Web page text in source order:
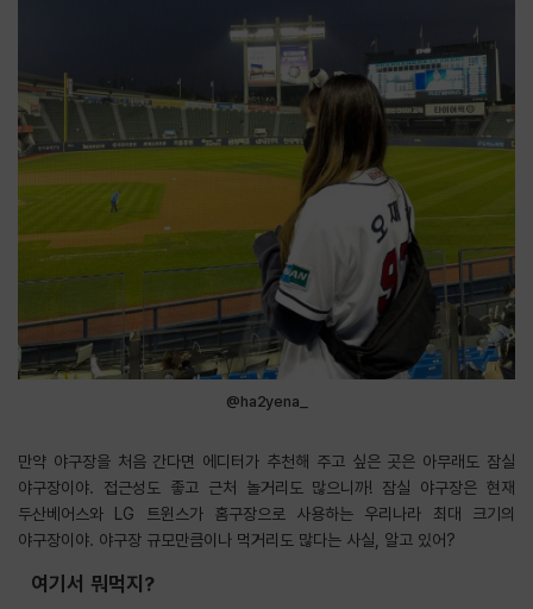
@ha2yena_
만약 야구장을 처음 간다면 에디터가 추천해 주고 싶은 곳은 아무래도 잠실
야구장이야. 접근성도 좋고 근처 놀거리도 많으니까! 잠실 야구장은 현재
두산베어스와 LG 트윈스가 홈구장으로 사용하는 우리나라 최대 크기의
야구장이야. 야구장 규모만큼이나 먹거리도 많다는 사실, 알고 있어?
여기서 뭐먹지?